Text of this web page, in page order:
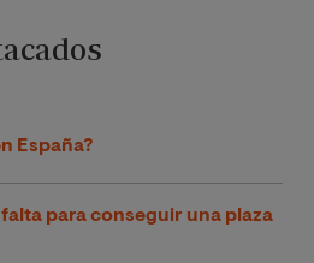
España?
para conseguir una plaza